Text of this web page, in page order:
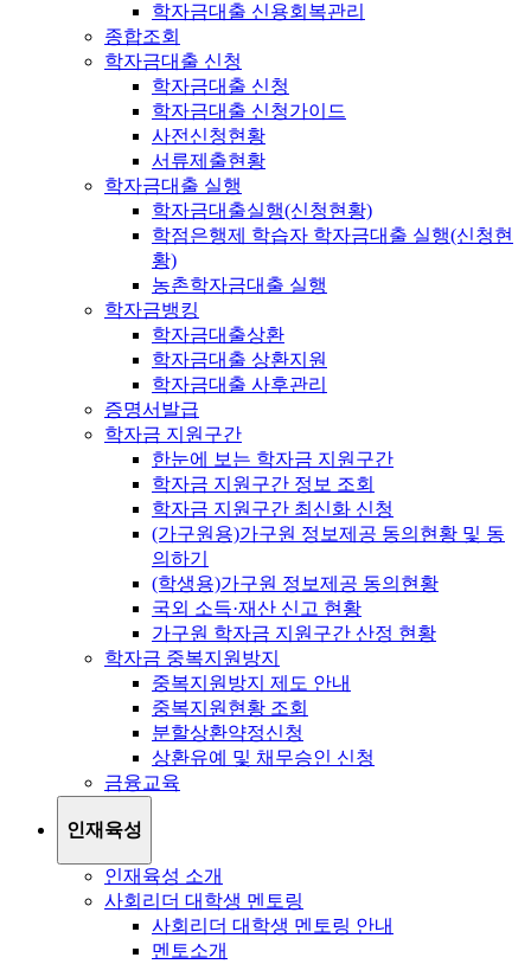
학자금대출 신용회복관리
종합조회
학자금대출 신청
학자금대출 신청
학자금대출 신청가이드
사전신청현황
서류제출현황
학자금대출 실행
학자금대출실행(신청현황)
학점은행제 학습자 학자금대출 실행(신청현
황)
농촌학자금대출 실행
학자금뱅킹
학자금대출상환
학자금대출 상환지원
학자금대출 사후관리
증명서발급
학자금 지원구간
한눈에 보는 학자금 지원구간
학자금 지원구간 정보 조회
학자금 지원구간 최신화 신청
(가구원용)가구원 정보제공 동의현황 및 동
의하기
(학생용)가구원 정보제공 동의현황
국외 소득·재산 신고 현황
가구원 학자금 지원구간 산정 현황
학자금 중복지원방지
중복지원방지 제도 안내
중복지원현황 조회
분할상환약정신청
상환유예 및 채무승인 신청
금융교육
인재육성
인재육성 소개
사회리더 대학생 멘토링
사회리더 대학생 멘토링 안내
멘토소개